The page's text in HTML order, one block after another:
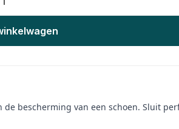
bescherming van een schoen. Sluit